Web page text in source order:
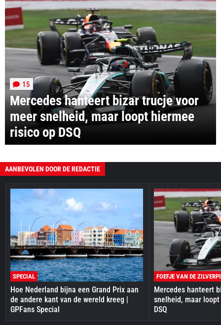
Mercedes hanteert bizar trucje voor
meer snelheid, maar loopt hiermee
risico op DSQ
15
AANBEVOLEN DOOR DE REDACTIE
SPECIAL
Hoe Nederland bijna een Grand Prix aan
de andere kant van de wereld kreeg |
GPFans Special
FOEFJE VAN DE
Mercedes hanteert
snelheid, maar
DSQ